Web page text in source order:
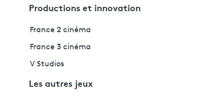
Productions et innovation
France 2 cinéma
France 3 cinéma
V Studios
Les autres jeux